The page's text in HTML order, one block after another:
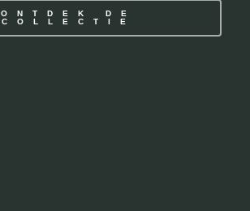
ONTDEK DE
COLLECTIE